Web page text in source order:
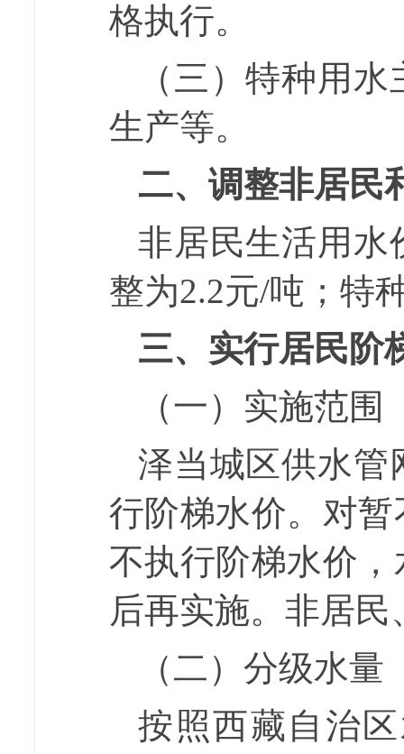
格执行。
（三）特种用水
生产等。
二、 调整非居民
非居民生活用水
整为2.2元/吨；特
三、 实行居民阶
（一）实施范围
泽当城区供水管
行阶梯水价。对
不执行阶梯水价
后再实施。非居
（二）分级水量
按照西藏自治